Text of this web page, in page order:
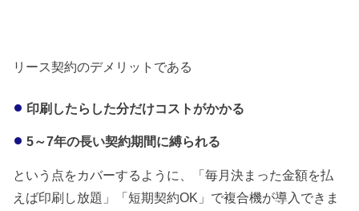
リース契約のデメリットである
印刷したらした分だけコストがかかる
5～7年の長い契約期間に縛られる
という点をカバーするように、「毎月決まった金額を払
えば印刷し放題」「短期契約OK」で複合機が導入できま